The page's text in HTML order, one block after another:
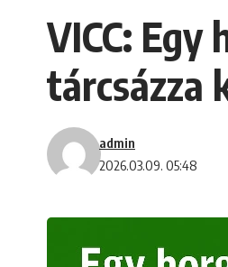
VICC:
tárcsázza
2026.03.09. 05:48
admin